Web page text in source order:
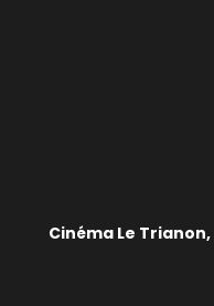
Cinéma Le Trianon,